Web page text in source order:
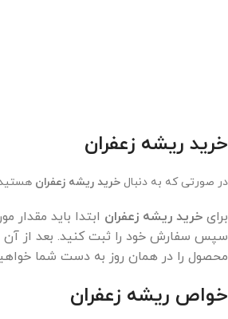
خرید ریشه زعفران
در صورتی که به دنبال خرید ریشه زعفران
برای خرید ریشه زعفران
محصول را در همان روز به دست شما
خواص ریشه زعفران